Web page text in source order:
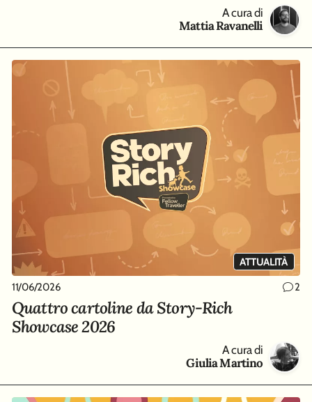
A cura di
Mattia Ravanelli
ATTUALITÀ
11/06/2026 2
Quattro cartoline da Story-Rich
Showcase 2026
A cura di
Giulia Martino